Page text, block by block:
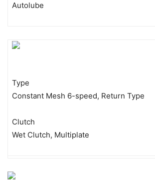
Autolube
Type
Constant Mesh 6-speed, Return Type
Clutch
Wet Clutch, Multiplate